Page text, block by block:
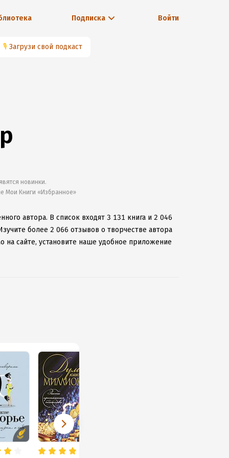
Подписка Войти
🎙 Загрузи свой подкаст
новинки.
Мои Книги «Избранное»
автора. В список входят 3 131 книга и 2 046
более 2 066 отзывов о творчестве автора
на сайте, установите наше удобное приложение